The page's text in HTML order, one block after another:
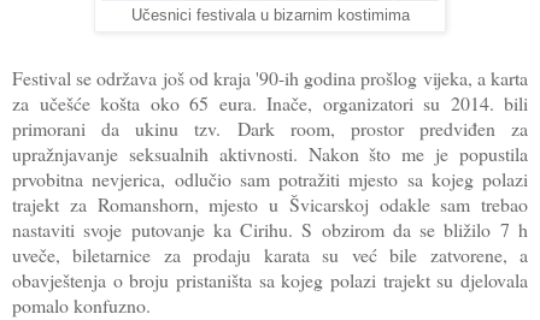
Učesnici festivala u bizarnim kostimima
Festival se održava još od kraja '90-ih godina prošlog vijeka, a karta
za učešće košta oko 65 eura. Inače, organizatori su 2014. bili
primorani da ukinu tzv. Dark room, prostor predviđen za
upražnjavanje seksualnih aktivnosti. Nakon što me je popustila
prvobitna nevjerica, odlučio sam potražiti mjesto sa kojeg polazi
trajekt za Romanshorn, mjesto u Švicarskoj odakle sam trebao
nastaviti svoje putovanje ka Cirihu. S obzirom da se bližilo 7 h
uveče, biletarnice za prodaju karata su već bile zatvorene, a
obavještenja o broju pristaništa sa kojeg polazi trajekt su djelovala
pomalo konfuzno.